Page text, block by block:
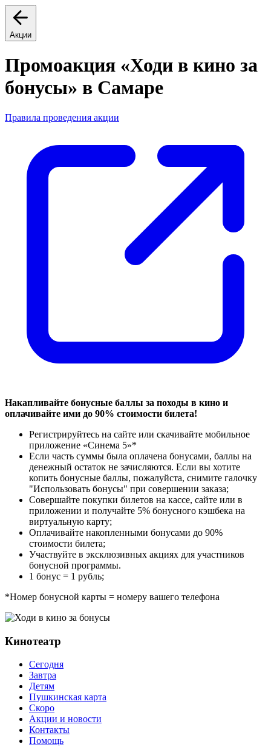
Акции
Промоакция «Ходи в кино за
бонусы» в Самаре
Правила проведения акции
Накапливайте бонусные баллы за походы в кино и
оплачивайте ими до 90% стоимости билета!
Регистрируйтесь на сайте или скачивайте мобильное
приложение «Синема 5»*
Если часть суммы была оплачена бонусами, баллы на
денежный остаток не зачисляются. Если вы хотите
копить бонусные баллы, пожалуйста, снимите галочку
"Использовать бонусы" при совершении заказа;
Совершайте покупки билетов на кассе, сайте или в
приложении и получайте 5% бонусного кэшбека на
виртуальную карту;
Оплачивайте накопленными бонусами до 90%
стоимости билета;
Участвуйте в эксклюзивных акциях для участников
бонусной программы.
1 бонус = 1 рубль;
*Номер бонусной карты = номеру вашего телефона
Кинотеатр
Сегодня
Завтра
Детям
Пушкинская карта
Скоро
Акции и новости
Контакты
Помощь